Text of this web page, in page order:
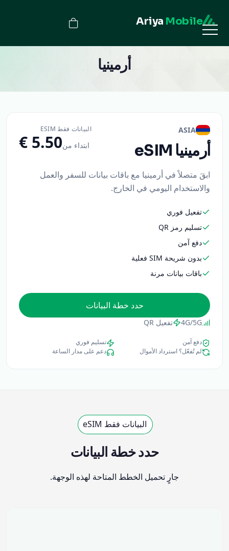
Ariya Mobile
أرمينيا
ASIA
أرمينيا
البيانات فقط ESIM
ابتداء من
ابقَ متصلاً في أرمينيا مع باقات بيانات للسفر والعمل
والاستخدام اليومي في الخارج.
تفعيل فوري
تسليم رمز QR
دفع آمن
بدون شريحة SIM فعلية
باقات بيانات مرنة
حدد خطة البيانات
4G/5G تفعيل QR
دفع آمن
تسليم فوري
لم تُفعّل؟ استرداد الأموال
دعم على مدار الساعة
البيانات فقط eSIM
حدد خطة البيانات
جارٍ تحميل الخطط المتاحة لهذه الوجهة.